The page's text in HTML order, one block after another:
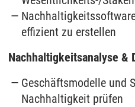
effizient zu erstellen
Nachhaltigkeitsanalyse &
Geschäftsmodelle und
Nachhaltigkeit prüfen